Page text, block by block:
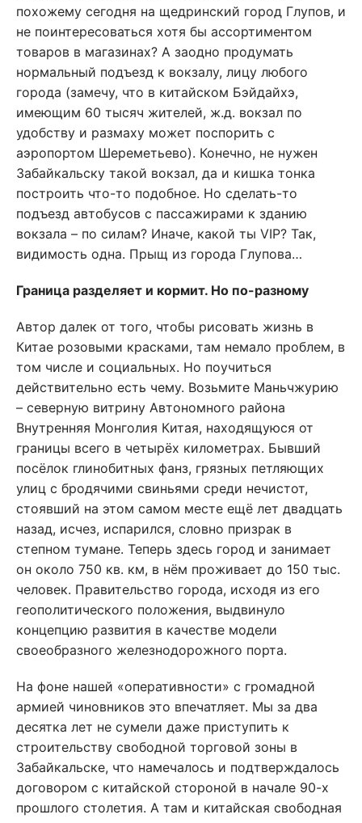
похожему сегодня на щедринский город Глупов, и
не поинтересоваться хотя бы ассортиментом
товаров в магазинах? А заодно продумать
нормальный подъезд к вокзалу, лицу любого
города (замечу, что в китайском Бэйдайхэ,
имеющим 60 тысяч жителей, ж.д. вокзал по
удобству и размаху может поспорить с
аэропортом Шереметьево). Конечно, не нужен
Забайкальску такой вокзал, да и кишка тонка
построить что-то подобное. Но сделать-то
подъезд автобусов с пассажирами к зданию
вокзала – по силам? Иначе, какой ты VIP? Так,
видимость одна. Прыщ из города Глупова…
Граница разделяет и кормит. Но по-разному
Автор далек от того, чтобы рисовать жизнь в
Китае розовыми красками, там немало проблем, в
том числе и социальных. Но поучиться
действительно есть чему. Возьмите Маньчжурию
– северную витрину Автономного района
Внутренняя Монголия Китая, находящуюся от
границы всего в четырёх километрах. Бывший
посёлок глинобитных фанз, грязных петляющих
улиц с бродячими свиньями среди нечистот,
стоявший на этом самом месте ещё лет двадцать
назад, исчез, испарился, словно призрак в
степном тумане. Теперь здесь город и занимает
он около 750 кв. км, в нём проживает до 150 тыс.
человек. Правительство города, исходя из его
геополитического положения, выдвинуло
концепцию развития в качестве модели
своеобразного железнодорожного порта.
На фоне нашей «оперативности» с громадной
армией чиновников это впечатляет. Мы за два
десятка лет не сумели даже приступить к
строительству свободной торговой зоны в
Забайкальске, что намечалось и подтверждалось
договором с китайской стороной в начале 90-х
прошлого столетия. А там и китайская свободная